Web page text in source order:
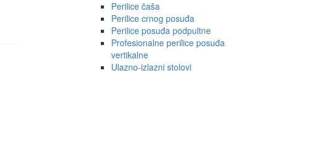
Perilice čaša
Perilice crnog posuđa
Perilice posuđa podpultne
Profesionalne perilice posuđa
vertikalne
Ulazno-izlazni stolovi